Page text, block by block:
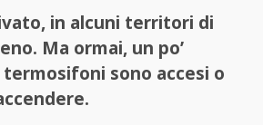
in alcuni territori di
Ma ormai, un po’
sono accesi o